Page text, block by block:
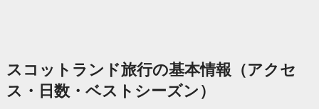
スコットランド旅行の基本情報（アクセ
ス・日数・ベストシーズン）